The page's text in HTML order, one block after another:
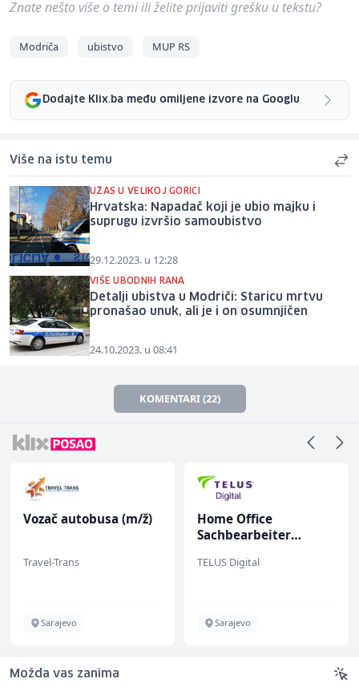
Znate nešto više o temi ili želite prijaviti grešku u tekstu?
Modriča ubistvo MUP RS
Dodajte Klix.ba među omiljene izvore na Googlu
Više na istu temu
UŽAS U VELIKOJ GORICI
Hrvatska: Napadač koji je ubio majku i
suprugu izvršio samoubistvo
29.12.2023. u 12:28
VIŠE UBODNIH RANA
Detalji ubistva u Modriči: Staricu mrtvu
pronašao unuk, ali je i on osumnjičen
24.10.2023. u 08:41
KOMENTARI (22)
Vozač autobusa (m/ž)
Travel-Trans
Sarajevo
Home Office
Sachbearbeiter
bekannten deutschen
TELUS Digital
Sarajevo
Možda vas zanima